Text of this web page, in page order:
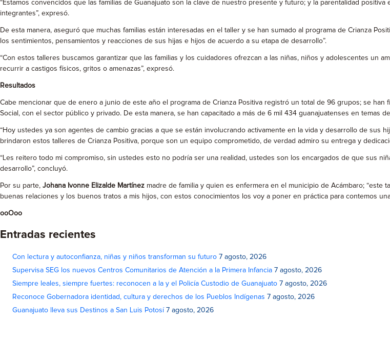
“Estamos convencidos que las familias de Guanajuato son la clave de nuestro presente y futuro; y la parentalidad
integrantes”, expresó.
De esta manera, aseguró que muchas familias están interesadas en el taller y se han sumado al programa de Crianza
los sentimientos, pensamientos y reacciones de sus hijas e hijos de acuerdo a su etapa de desarrollo”.
“Con estos talleres buscamos garantizar que las familias y los cuidadores ofrezcan a las niñas, niños y adolescentes un
recurrir a castigos físicos, gritos o amenazas”, expresó.
Resultados
Cabe mencionar que de enero a junio de este año el programa de Crianza Positiva registró un total de 96 grupos; se
Social, con el sector público y privado. De esta manera, se han capacitado a más de 6 mil 434 guanajuatenses en temas
“Hoy ustedes ya son agentes de cambio gracias a que se están involucrando activamente en la vida y desarrollo de
brindaron estos talleres de Crianza Positiva, porque son un equipo comprometido, de verdad admiro su entrega y
“Les reitero todo mi compromiso, sin ustedes esto no podría ser una realidad, ustedes son los encargados de que sus
desarrollo”, concluyó.
Por su parte, Johana Ivonne Elizalde Martínez madre de familia y quien es enfermera en el municipio de Acámbaro;
buenas relaciones y los buenos tratos a mis hijos, con estos conocimientos los voy a poner en práctica para contemos
ooOoo
Entradas recientes
Con lectura y autoconfianza, niñas y niños transforman su futuro 7 agosto, 2026
Supervisa SEG los nuevos Centros Comunitarios de Atención a la Primera Infancia 7 agosto, 2026
Siempre leales, siempre fuertes: reconocen a la y el Policía Custodio de Guanajuato 7 agosto, 2026
Reconoce Gobernadora identidad, cultura y derechos de los Pueblos Indígenas 7 agosto, 2026
Guanajuato lleva sus Destinos a San Luis Potosí 7 agosto, 2026